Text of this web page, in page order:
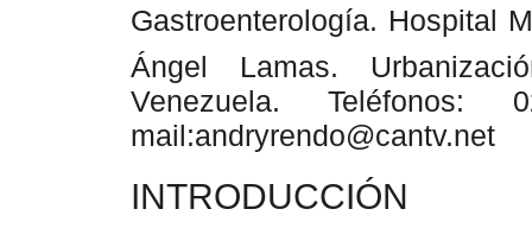
Gastroenterología. Hospital
Ángel Lamas.
Venezuela. Teléfonos:
mail:andryrendo@cantv.net
INTRODUCCIÓN